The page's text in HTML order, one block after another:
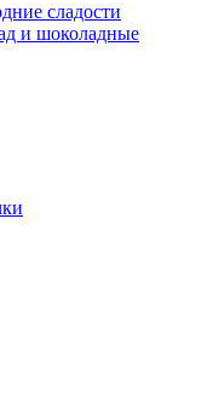
сладости
и шоколадные